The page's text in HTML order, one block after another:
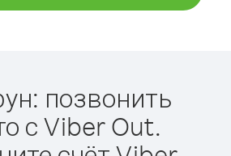
позвонить
с Viber Out.